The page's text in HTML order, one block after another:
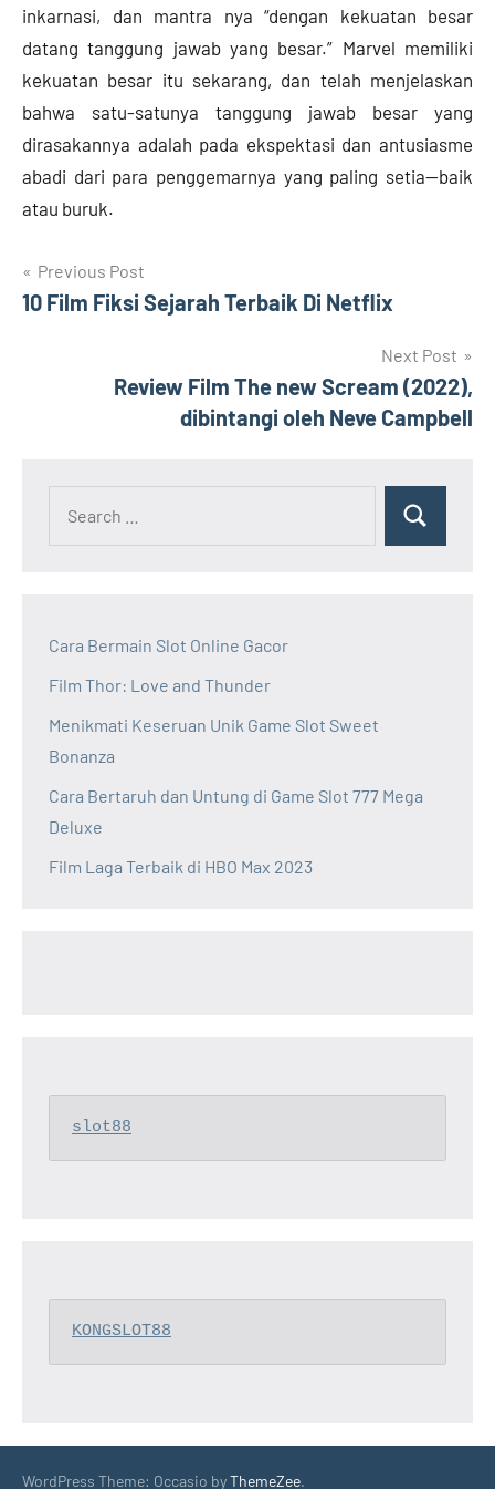
inkarnasi, dan mantra nya “dengan kekuatan besar
datang tanggung jawab yang besar.” Marvel memiliki
kekuatan besar itu sekarang, dan telah menjelaskan
bahwa satu-satunya tanggung jawab besar yang
dirasakannya adalah pada ekspektasi dan antusiasme
abadi dari para penggemarnya yang paling setia—baik
atau buruk.
Post
navigation
Previous Post
10 Film Fiksi Sejarah Terbaik Di Netflix
Next Post
Review Film The new Scream (2022),
dibintangi oleh Neve Campbell
Cara Bermain Slot Online Gacor
Film Thor: Love and Thunder
Menikmati Keseruan Unik Game Slot Sweet
Bonanza
Cara Bertaruh dan Untung di Game Slot 777 Mega
Deluxe
Film Laga Terbaik di HBO Max 2023
slot88
KONGSLOT88
WordPress Theme: Occasio byThemeZee.